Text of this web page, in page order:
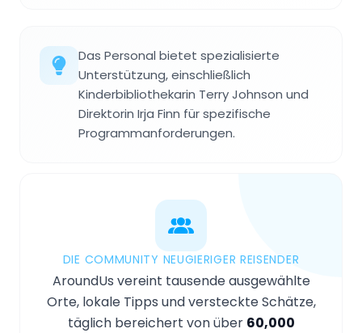
Das Personal bietet spezialisierte
Unterstützung, einschließlich
Kinderbibliothekarin Terry Johnson und
Direktorin Irja Finn für spezifische
Programmanforderungen.
DIE COMMUNITY NEUGIERIGER REISENDER
AroundUs vereint tausende ausgewählte
Orte, lokale Tipps und versteckte Schätze,
täglich bereichert von über 60,000